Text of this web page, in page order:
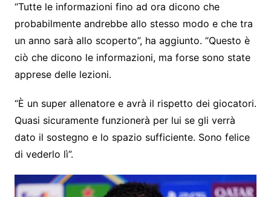
“Tutte le informazioni fino ad ora dicono che
probabilmente andrebbe allo stesso modo e che tra
un anno sarà allo scoperto”, ha aggiunto. “Questo è
ciò che dicono le informazioni, ma forse sono state
apprese delle lezioni.
“È un super allenatore e avrà il rispetto dei giocatori.
Quasi sicuramente funzionerà per lui se gli verrà
dato il sostegno e lo spazio sufficiente. Sono felice
di vederlo lì”.